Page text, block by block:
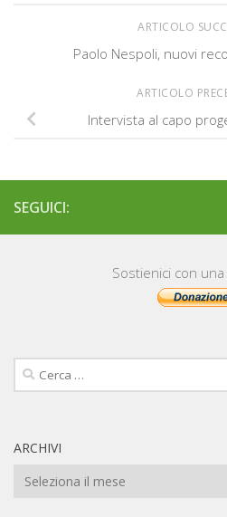
ARTICOLO
Paolo Nespoli, nuovi
ARTICOLO
Intervista al capo
SEGUICI:
Sostienici con
Ricerca
per:
ARCHIVI
Archivi